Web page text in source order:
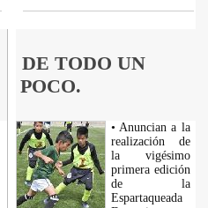
DE TODO UN
POCO.
• Anuncian a la
realización de
la vigésimo
primera edición
de la
Espartaqueada